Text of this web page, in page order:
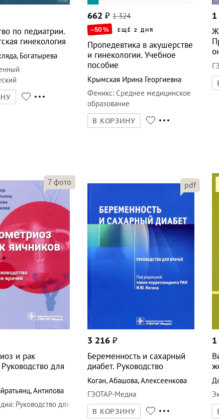
по педиатрии.
гинекология
, Богатырева
(СПб)
662 ₽1 324
–50% ЕЩЁ 2 ДНЯ
Пропедевтика в акушерстве
и гинекологии. Учебное
пособие
Крымская Ирина Георгиевна
Феникс: Среднее медицинское
образование
В КОРЗИНУ
1
7 фото
и рак
для
,Антипова
: Руководство для
pdf
3 216 ₽
Беременность и сахарный
диабет. Руководство
Коган,Абашова,Алексеенкова
ГЭОТАР-Медиа
В КОРЗИНУ
1